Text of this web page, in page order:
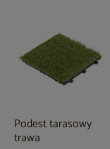
Podest tarasowy
trawa